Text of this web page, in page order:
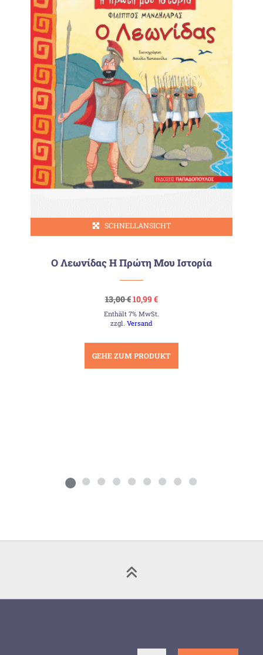
SCHNELLANSICHT
Ο Λεωνίδας Η Πρώτη Μου Ιστορία
13,00€Ursprünglicher
Preis
war:
13,00 €
10,99€Aktueller
ist:
Enthält 7% MwSt.
zzgl.Versand
GEHE ZUM PRODUKT